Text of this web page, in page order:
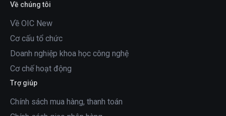
Về chúng tôi
Về OIC New
Cơ cấu tổ chức
Doanh nghiệp khoa học công nghệ
Cơ chế hoạt động
Trợ giúp
Chính sách mua hàng, thanh toán